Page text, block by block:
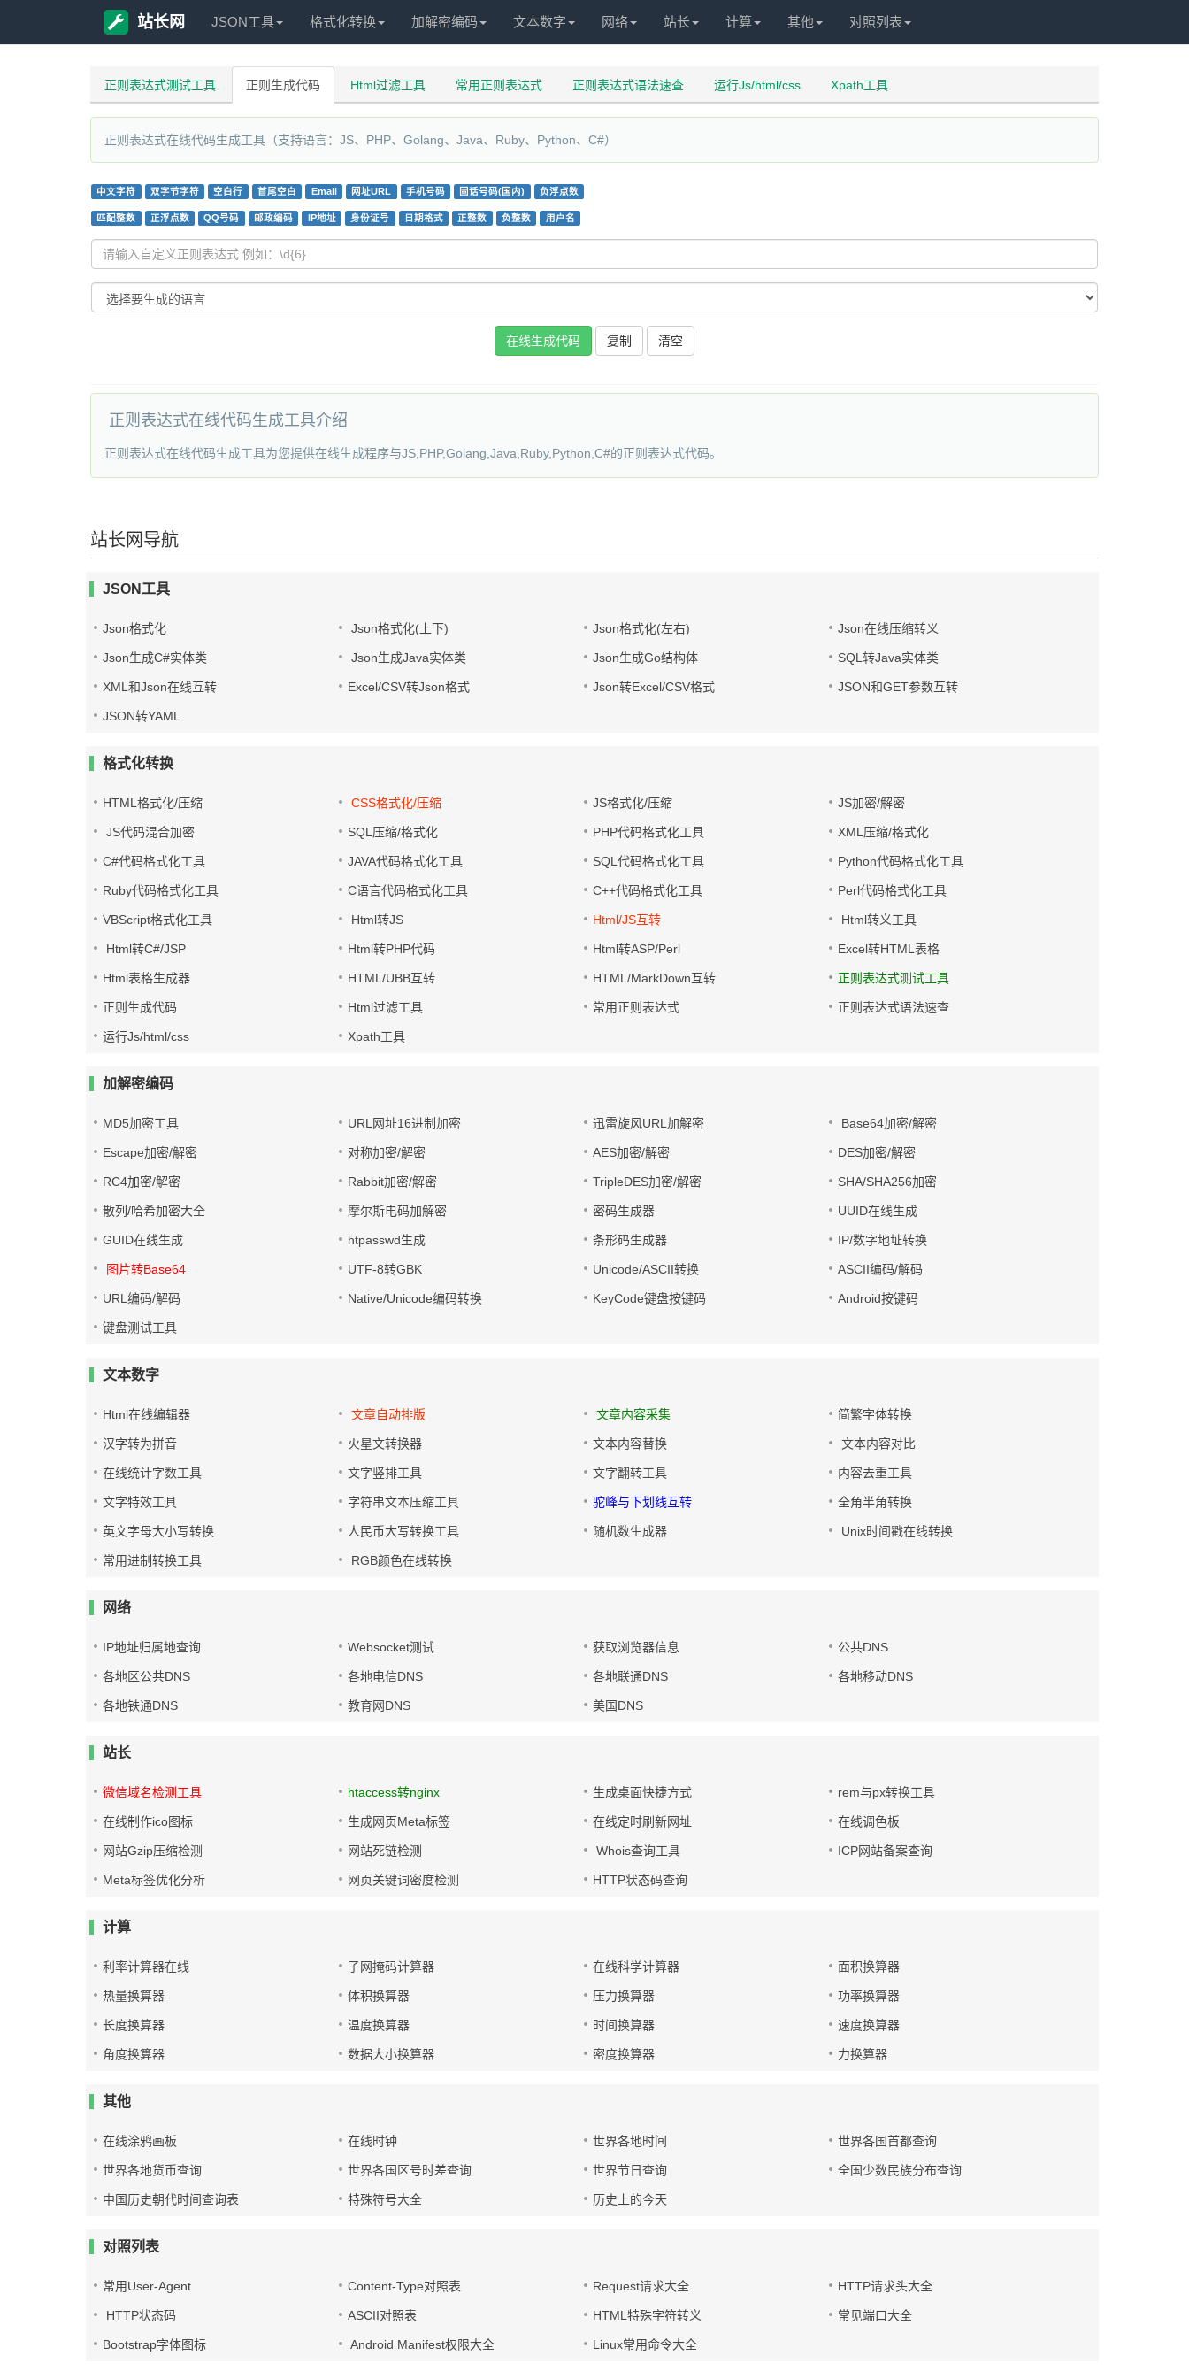
站长网 JSON工具 格式化转换 加解密编码 文本数字 网络 站长 计算 其他 对照列表
正则表达式测试工具 正则生成代码 Html过滤工具 常用正则表达式 正则表达式语法速查 运行Js/html/css Xpath工具
正则表达式在线代码生成工具（支持语言：JS、PHP、Golang、Java、Ruby、Python、C#）
中文字符 双字节字符 空白行 首尾空白 Email 网址URL 手机号码 固话号码(国内) 负浮点数
匹配整数 正浮点数 QQ号码 邮政编码 IP地址 身份证号 日期格式 正整数 负整数 用户名
复制
正则表达式在线代码生成工具介绍
正则表达式在线代码生成工具为您提供在线生成程序与JS,PHP,Golang,Java,Ruby,Python,C#的正则表达式代码。
站长网导航
JSON工具
Json格式化 Json格式化(上下) Json格式化(左右) Json在线压缩转义
Json生成C#实体类 Json生成Java实体类 Json生成Go结构体 SQL转Java实体类
XML和Json在线互转 Excel/CSV转Json格式 Json转Excel/CSV格式 JSON和GET参数互转
JSON转YAML
格式化转换
HTML格式化/压缩 CSS格式化/压缩 JS格式化/压缩 JS加密/解密
JS代码混合加密 SQL压缩/格式化 PHP代码格式化工具 XML压缩/格式化
C#代码格式化工具 JAVA代码格式化工具 SQL代码格式化工具 Python代码格式化工具
Ruby代码格式化工具 C语言代码格式化工具 C++代码格式化工具 Perl代码格式化工具
VBScript格式化工具 Html转JS Html/JS互转 Html转义工具
Html转C#/JSP Html转PHP代码 Html转ASP/Perl Excel转HTML表格
Html表格生成器 HTML/UBB互转 HTML/MarkDown互转 正则表达式测试工具
正则生成代码 Html过滤工具 常用正则表达式 正则表达式语法速查
运行Js/html/css Xpath工具
加解密编码
MD5加密工具 URL网址16进制加密 迅雷旋风URL加解密 Base64加密/解密
Escape加密/解密 对称加密/解密 AES加密/解密 DES加密/解密
RC4加密/解密 Rabbit加密/解密 TripleDES加密/解密 SHA/SHA256加密
散列/哈希加密大全 摩尔斯电码加解密 密码生成器 UUID在线生成
GUID在线生成 htpasswd生成 条形码生成器 IP/数字地址转换
图片转Base64 UTF-8转GBK Unicode/ASCII转换 ASCII编码/解码
URL编码/解码 Native/Unicode编码转换 KeyCode键盘按键码 Android按键码
键盘测试工具
文本数字
Html在线编辑器 文章自动排版 文章内容采集 简繁字体转换
汉字转为拼音 火星文转换器 文本内容替换 文本内容对比
在线统计字数工具 文字竖排工具 文字翻转工具 内容去重工具
文字特效工具 字符串文本压缩工具 驼峰与下划线互转 全角半角转换
英文字母大小写转换 人民币大写转换工具 随机数生成器 Unix时间戳在线转换
常用进制转换工具 RGB颜色在线转换
网络
IP地址归属地查询 Websocket测试 获取浏览器信息 公共DNS
各地区公共DNS 各地电信DNS 各地联通DNS 各地移动DNS
各地铁通DNS 教育网DNS 美国DNS
站长
微信域名检测工具 htaccess转nginx 生成桌面快捷方式 rem与px转换工具
在线制作ico图标 生成网页Meta标签 在线定时刷新网址 在线调色板
网站Gzip压缩检测 网站死链检测 Whois查询工具 ICP网站备案查询
Meta标签优化分析 网页关键词密度检测 HTTP状态码查询
计算
利率计算器在线 子网掩码计算器 在线科学计算器 面积换算器
热量换算器 体积换算器 压力换算器 功率换算器
长度换算器 温度换算器 时间换算器 速度换算器
角度换算器 数据大小换算器 密度换算器 力换算器
其他
在线涂鸦画板 在线时钟 世界各地时间 世界各国首都查询
世界各地货币查询 世界各国区号时差查询 世界节日查询 全国少数民族分布查询
中国历史朝代时间查询表 特殊符号大全 历史上的今天
对照列表
常用User-Agent Content-Type对照表 Request请求大全 HTTP请求头大全
HTTP状态码 ASCII对照表 HTML特殊字符转义 常见端口大全
Bootstrap字体图标 Android Manifest权限大全 Linux常用命令大全